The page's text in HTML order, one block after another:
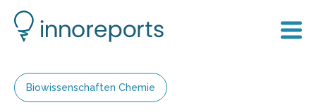
Biowissenschaften Chemie